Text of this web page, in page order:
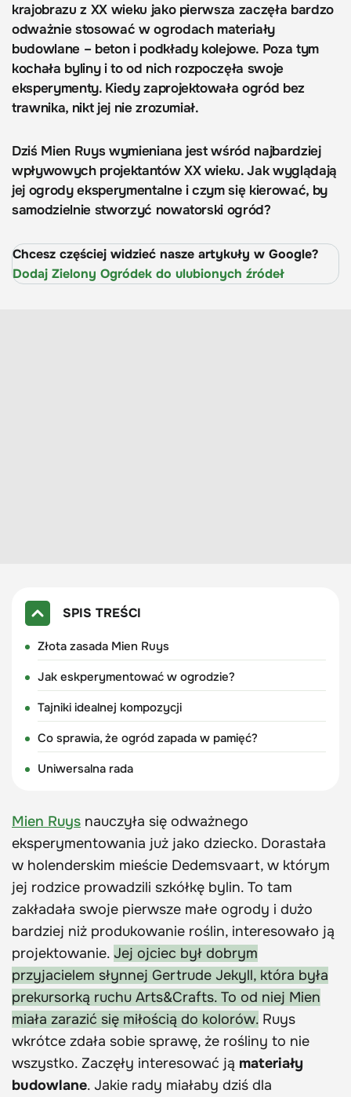
krajobrazu z XX wieku jako pierwsza zaczęła bardzo
odważnie stosować w ogrodach materiały
budowlane – beton i podkłady kolejowe. Poza tym
kochała byliny i to od nich rozpoczęła swoje
eksperymenty. Kiedy zaprojektowała ogród bez
trawnika, nikt jej nie zrozumiał.
Dziś Mien Ruys wymieniana jest wśród najbardziej
wpływowych projektantów XX wieku. Jak wyglądają
jej ogrody eksperymentalne i czym się kierować, by
samodzielnie stworzyć nowatorski ogród?
Chcesz częściej widzieć nasze artykuły w Google?
Dodaj Zielony Ogródek do ulubionych źródeł
SPIS TREŚCI
Złota zasada Mien Ruys
Jak eskperymentować w ogrodzie?
Tajniki idealnej kompozycji
Co sprawia, że ogród zapada w pamięć?
Uniwersalna rada
Mien Ruys nauczyła się odważnego
eksperymentowania już jako dziecko. Dorastała
w holenderskim mieście Dedemsvaart, w którym
jej rodzice prowadzili szkółkę bylin. To tam
zakładała swoje pierwsze małe ogrody i dużo
bardziej niż produkowanie roślin, interesowało ją
projektowanie. Jej ojciec był dobrym
przyjacielem słynnej Gertrude Jekyll, która była
prekursorką ruchu Arts&Crafts. To od niej Mien
miała zarazić się miłością do kolorów. Ruys
wkrótce zdała sobie sprawę, że rośliny to nie
wszystko. Zaczęły interesować ją materiały
budowlane. Jakie rady miałaby dziś dla